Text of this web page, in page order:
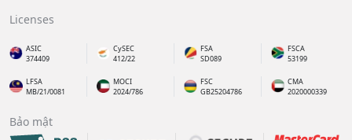
Licenses
ASIC
374409
CySEC
412/22
FSA
SD089
FSCA
53199
LFSA
MB/21/0081
MOCI
2024/786
FSC
GB25204786
CMA
2020000339
Bảo mật